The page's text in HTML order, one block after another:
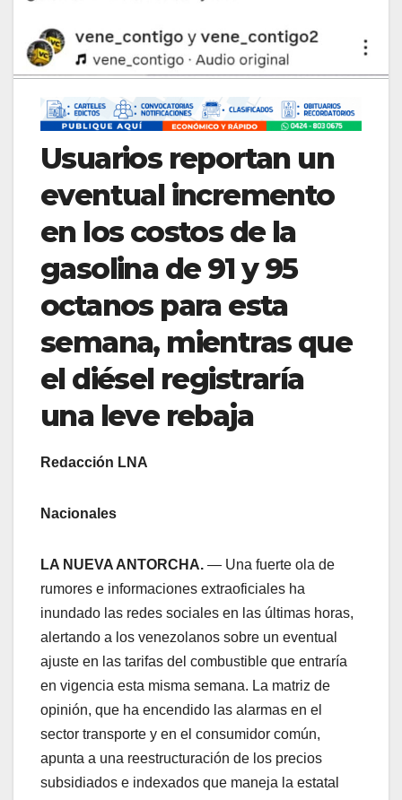
​Usuarios reportan un
eventual incremento
en los costos de la
gasolina de 91 y 95
octanos para esta
semana, mientras que
el diésel registraría
una leve rebaja
Redacción LNA
Nacionales
LA NUEVA ANTORCHA. — Una fuerte ola de
rumores e informaciones extraoficiales ha
inundado las redes sociales en las últimas horas,
alertando a los venezolanos sobre un eventual
ajuste en las tarifas del combustible que entraría
en vigencia esta misma semana. La matriz de
opinión, que ha encendido las alarmas en el
sector transporte y en el consumidor común,
apunta a una reestructuración de los precios
subsidiados e indexados que maneja la estatal